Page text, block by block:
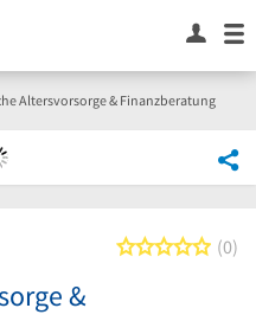
Altersvorsorge & Finanzberatung
00
&